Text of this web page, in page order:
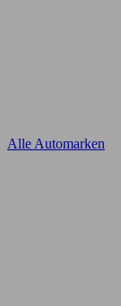
Alle Automarken